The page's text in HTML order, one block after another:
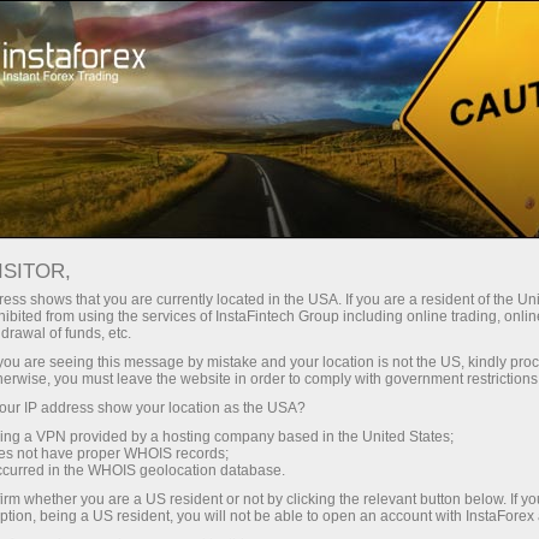
Трейдерлар учун
Форекс аналитика
Фотоянгиликлар
21:47 2026-03-19
GTC 2026. ДЖЕНСЕН ХУАНГ И
ТОЧКА НЕВОЗВРАТА В САН-ХОСЕ
shows that you are currently located in the USA. If you are a resident of the
from using the services of InstaFintech Group including online trading,
of funds, etc.
are seeing this message by mistake and your location is not the US, kindly
you must leave the website in order to comply with government
IP address show your location as the USA?
a VPN provided by a hosting company based in the United States;
not have proper WHOIS records;
in the WHOIS geolocation database.
whether you are a US resident or not by clicking the relevant button below. If
being a US resident, you will not be able to open an account with InstaForex